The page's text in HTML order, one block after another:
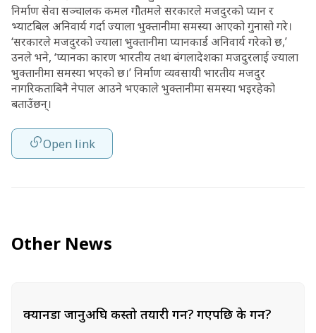
निर्माण सेवा सञ्चालक कमल गौतमले सरकारले मजदुरको प्यान र
भ्याटबिल अनिवार्य गर्दा ज्याला भुक्तानीमा समस्या आएको गुनासो गरे।
‘सरकारले मजदुरको ज्याला भुक्तानीमा प्यानकार्ड अनिवार्य गरेको छ,’
उनले भने, ‘प्यानका कारण भारतीय तथा बंगलादेशका मजदुरलाई ज्याला
भुक्तानीमा समस्या भएको छ।’ निर्माण व्यवसायी भारतीय मजदुर
नागरिकताबिनै नेपाल आउने भएकाले भुक्तानीमा समस्या भइरहेको
बताउँछन्।
Open link
Other News
क्यानडा जानुअघि कस्तो तयारी गर्ने? गएपछि के गर्ने?